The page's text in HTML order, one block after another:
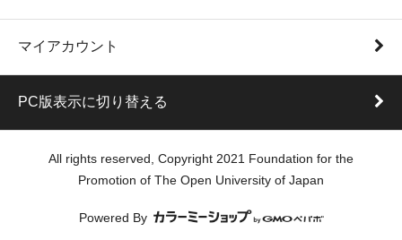
マイアカウント
PC版表示に切り替える
All rights reserved, Copyright 2021 Foundation for the
Promotion of The Open University of Japan
Powered By